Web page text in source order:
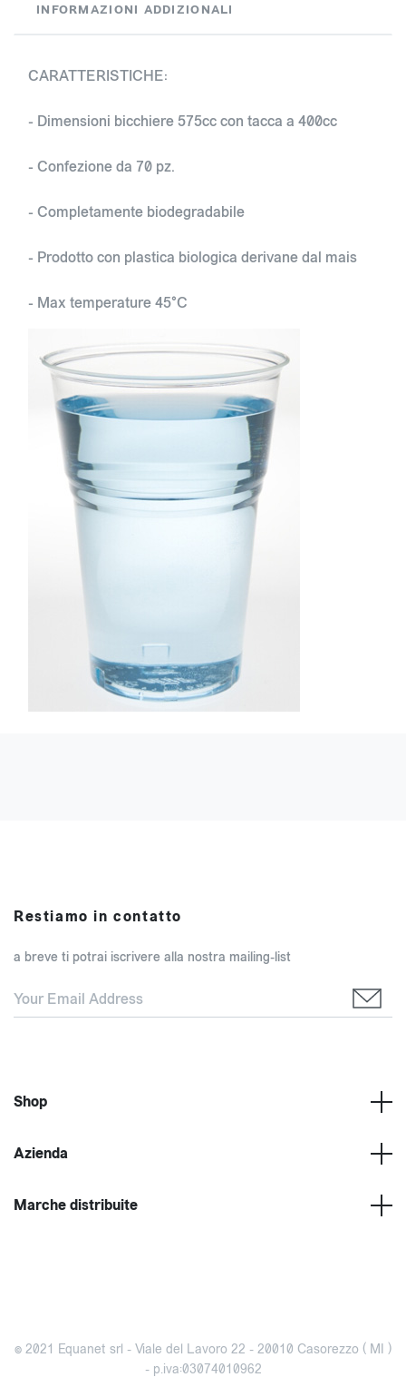
INFORMAZIONI ADDIZIONALI
CARATTERISTICHE:
- Dimensioni bicchiere 575cc con tacca a 400cc
- Confezione da 70 pz.
- Completamente biodegradabile
- Prodotto con plastica biologica derivane dal mais
- Max temperature 45°C
Restiamo in contatto
a breve ti potrai iscrivere alla nostra mailing-list
Shop
Azienda
Marche distribuite
© 2021 Equanet srl - Viale del Lavoro 22 - 20010 Casorezzo ( MI )
- p.iva:03074010962